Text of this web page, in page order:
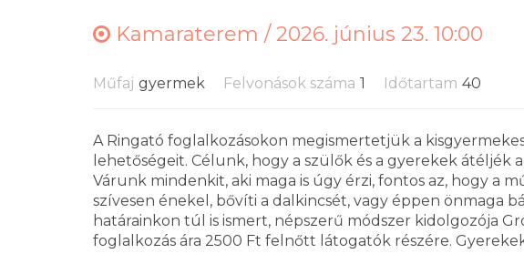
Kamaraterem / 2026. június 23. 10:00
Műfaj gyermek Felvonások száma 1 Időtartam 40
A Ringató foglalkozásokon megismertetjük a
lehetőségeit. Célunk, hogy a szülők és a gyerekek átéljék
Várunk mindenkit, aki maga is úgy érzi, fontos az, hogy a
szívesen énekel, bővíti a dalkincsét, vagy éppen önmaga
határainkon túl is ismert, népszerű módszer kidolgozója
foglalkozás ára 2500 Ft felnőtt látogatók részére.